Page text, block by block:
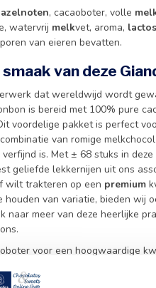
, cacaoboter, volle
watervrij melkvet, aroma,
van eieren bevatten.
van deze
dat wereldwijd wordt
is bereid met 100% pure
voordelige pakket is perfect
van romige
is. Met ± 68 stuks in
geliefde lekkernijen uit ons
wilt trakteren op een premium
van variatie, bieden wij
naar meer van deze heerlijke
voor een hoogwaardige
melkchocolade en
ideaal voor grootverbruikers.